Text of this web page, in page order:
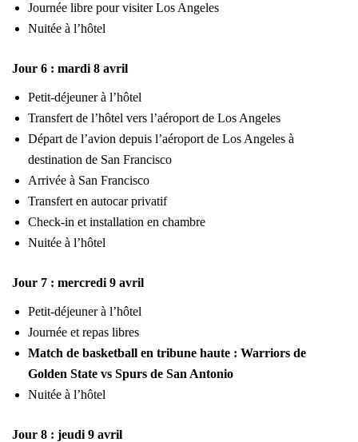
Journée libre pour visiter Los Angeles
Nuitée à l’hôtel
Jour 6 : mardi 8 avril
Petit-déjeuner à l’hôtel
Transfert de l’hôtel vers l’aéroport de Los Angeles
Départ de l’avion depuis l’aéroport de Los Angeles à
destination de San Francisco
Arrivée à San Francisco
Transfert en autocar privatif
Check-in et installation en chambre
Nuitée à l’hôtel
Jour 7 : mercredi 9 avril
Petit-déjeuner à l’hôtel
Journée et repas libres
Match de basketball en tribune haute : Warriors de
Golden State vs Spurs de San Antonio
Nuitée à l’hôtel
Jour 8 : jeudi 9 avril